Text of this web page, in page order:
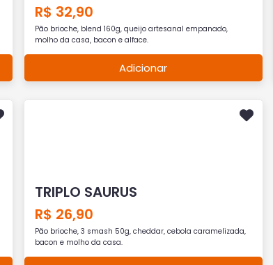
R$ 32,90
Pão brioche, blend 160g, queijo artesanal empanado,
molho da casa, bacon e alface.
Adicionar
TRIPLO SAURUS
R$ 26,90
Pão brioche, 3 smash 50g, cheddar, cebola caramelizada,
bacon e molho da casa.